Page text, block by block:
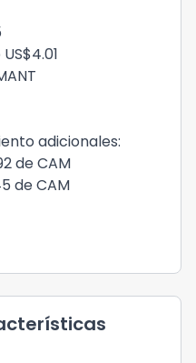
adicionales:
de CAM
de CAM